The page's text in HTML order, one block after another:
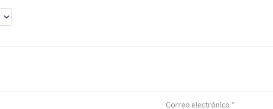
Correo electrónico *